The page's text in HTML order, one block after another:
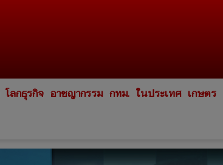
โลกธุรกิจ อาชญากรรม กทม. ในประเทศ เกษตร